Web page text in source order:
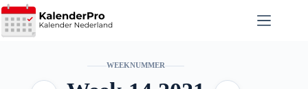
Ga
naar
de
WEEKNUMMER